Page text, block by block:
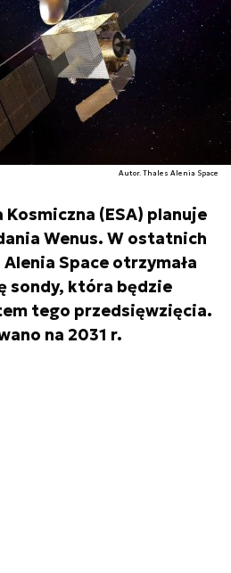
Autor. Thales Alenia Space
(ESA) planuje
Wenus. W ostatnich
Space otrzymała
sondy, która będzie
tego przedsięwzięcia.
na 2031 r.